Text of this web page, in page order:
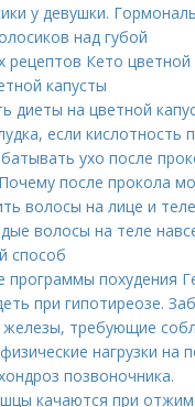
у девушки.
над губой
рецептов Кето
капусты
диеты на цветной
если кислотность
ухо после
после прокола
волосы на лице и
волосы на теле
способ
программы похудения
при гипотиреозе.
требующие
нагрузки на
позвоночника.
качаются при